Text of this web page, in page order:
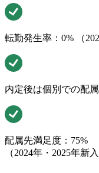
転勤発生率：0% （
内定後は個別での配
配属先満足度：75%
（2024年・2025年新